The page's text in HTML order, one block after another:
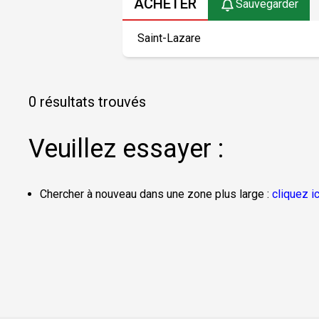
ACHETER Sauvegarder
0 résultats trouvés
Veuillez essayer :
Chercher à nouveau dans une zone plus large : cliquez